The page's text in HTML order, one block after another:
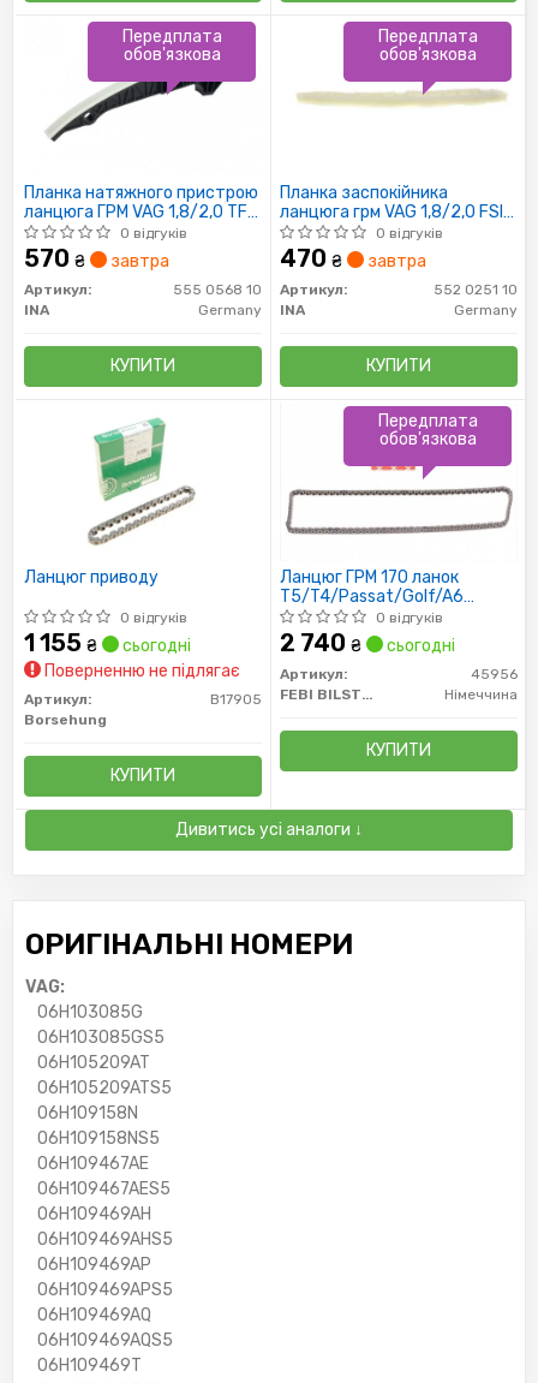
Планка натяжного пристрою
ланцюга ГРМ VAG 1,8/2,0 TFSI
(пр-во INA)
0 відгуків
570 ₴ завтра
Артикул:
555 0568 10
INA
Germany
КУПИТИ
Передплата
обов'язкова
Планка заспокійника
ланцюга грм VAG 1,8/2,0 FSI
(пр-во INA)
0 відгуків
470 ₴ завтра
Артикул:
552 0251 10
INA
Germany
КУПИТИ
Передплата
обов'язкова
Ланцюг приводу
0 відгуків
1 155 ₴
сьогодні
Поверненню не підлягає
Артикул:
B17905
Borsehung
КУПИТИ
Ланцюг ГРМ 170 ланок
T5/T4/Passat/Golf/A6
1.8/2.0 03-
0 відгуків
2 740 ₴ сьогодні
Артикул:
45956
FEBI BILSTEIN
Німеччина
КУПИТИ
Передплата
обов'язкова
Дивитись усі аналоги ↓
ОРИГІНАЛЬНІ НОМЕРИ
VAG:
06H103085G
06H103085GS5
06H105209AT
06H105209ATS5
06H109158N
06H109158NS5
06H109467AE
06H109467AES5
06H109469AH
06H109469AHS5
06H109469AP
06H109469APS5
06H109469AQ
06H109469AQS5
06H109469T